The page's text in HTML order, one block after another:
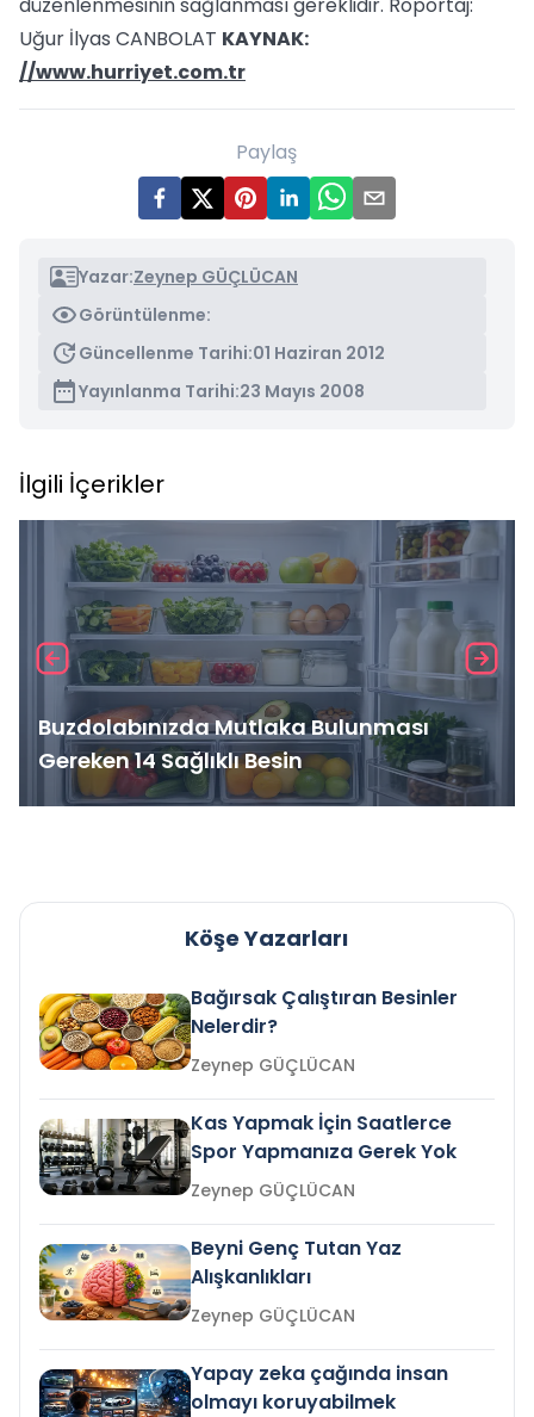
Uğur İlyas CANBOLAT KAYNAK:
//www.hurriyet.com.tr
Paylaş
Yazar:Zeynep GÜÇLÜCAN
Görüntülenme:
Güncellenme Tarihi:01 Haziran 2012
Yayınlanma Tarihi:23 Mayıs 2008
İlgili İçerikler
Buzdolabınızda Mutlaka Bulunması
Gereken 14 Sağlıklı Besin
Köşe Yazarları
Bağırsak Çalıştıran Besinler
Nelerdir?
Zeynep GÜÇLÜCAN
Kas Yapmak İçin Saatlerce
Spor Yapmanıza Gerek Yok
Zeynep GÜÇLÜCAN
Beyni Genç Tutan Yaz
Alışkanlıkları
Zeynep GÜÇLÜCAN
Yapay zeka çağında insan
olmayı koruyabilmek